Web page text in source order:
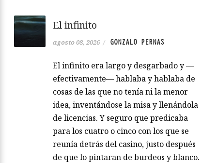
El infinito
agosto 08, 2026 / GONZALO PERNAS
El infinito era largo y desgarbado y —
efectivamente— hablaba y hablaba de
cosas de las que no tenía ni la menor
idea, inventándose la misa y llenándola
de licencias. Y seguro que predicaba
para los cuatro o cinco con los que se
reunía detrás del casino, justo después
de que lo pintaran de burdeos y blanco.